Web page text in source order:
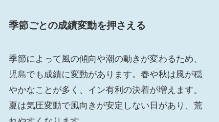
季節ごとの成績変動を押さえる
季節によって風の傾向や潮の動きが変わるため、
児島でも成績に変動があります。春や秋は風が穏
やかなことが多く、イン有利の決着が増えます。
夏は気圧変動で風向きが安定しない日があり、荒